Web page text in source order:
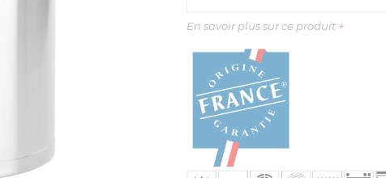
En savoir plus sur ce produit +